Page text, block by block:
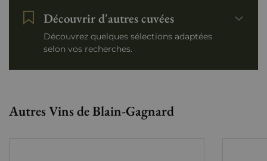
Découvrir d'autres cuvées
Découvrez quelques sélections adaptées
selon vos recherches.
Autres Vins de Blain-Gagnard